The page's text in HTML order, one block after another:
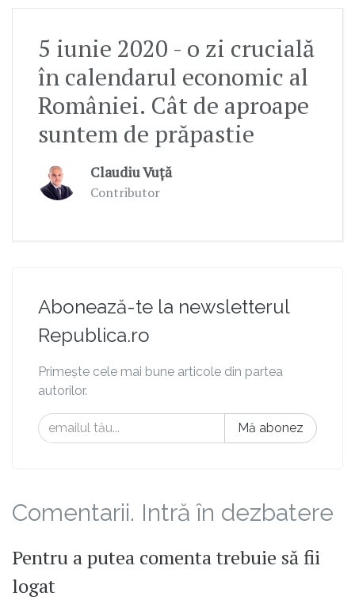
5 iunie 2020 - o zi crucială
în calendarul economic al
României. Cât de aproape
suntem de prăpastie
Claudiu Vuță
Contributor
Abonează-te la newsletterul
Republica.ro
Primește cele mai bune articole din partea
autorilor.
Mă abonez
Comentarii. Intră în dezbatere
Pentru a putea comenta trebuie să fii
logat